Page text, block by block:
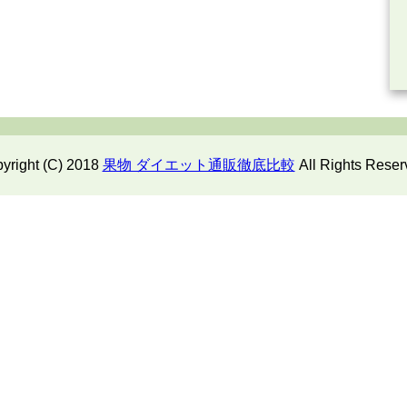
(C) 2018 果物 ダイエット通販徹底比較 All Rights